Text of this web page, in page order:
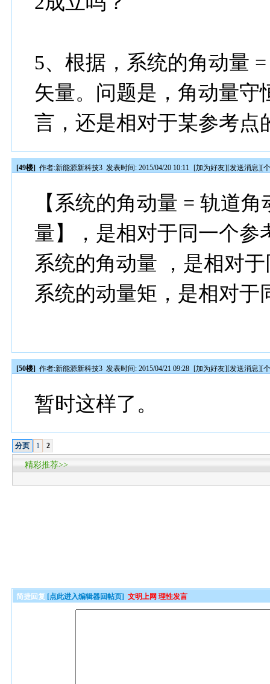
5、根据，系统的角动量
矢量。问题是，角动量守
言，还是相对于某参考点
[49楼] 作者:新能源新科技3 发表时间: 2015/04/20 10:11 [加为好友][发送消息][
【系统的角动量 = 轨道
量】，是相对于同一个参
系统的角动量 ，是相对
系统的动量矩，是相对于
[50楼] 作者:新能源新科技3 发表时间: 2015/04/21 09:28 [加为好友][发送消息][
暂时这样了。
分页 1 2
精彩推荐>>
简捷回复 [点此进入编辑器回帖页] 文明上网 理性发言